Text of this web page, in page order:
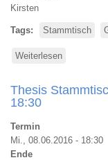
Kirsten
Tags Stammtisch
Weiterlesen
Hannover
am
Thesis
18:30
Termin
Mi., 08.06.2016 - 18:30
Ende